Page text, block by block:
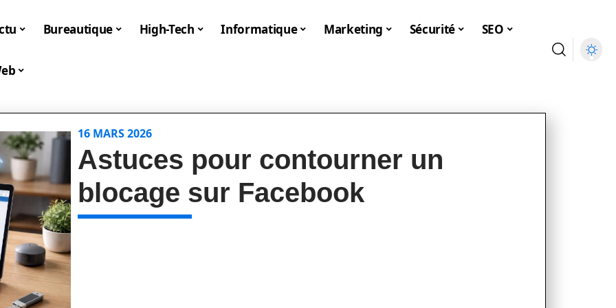
Bureautique High-Tech Informatique Marketing Sécurité SEO
16 MARS 2026
Astuces pour contourner un
blocage sur Facebook